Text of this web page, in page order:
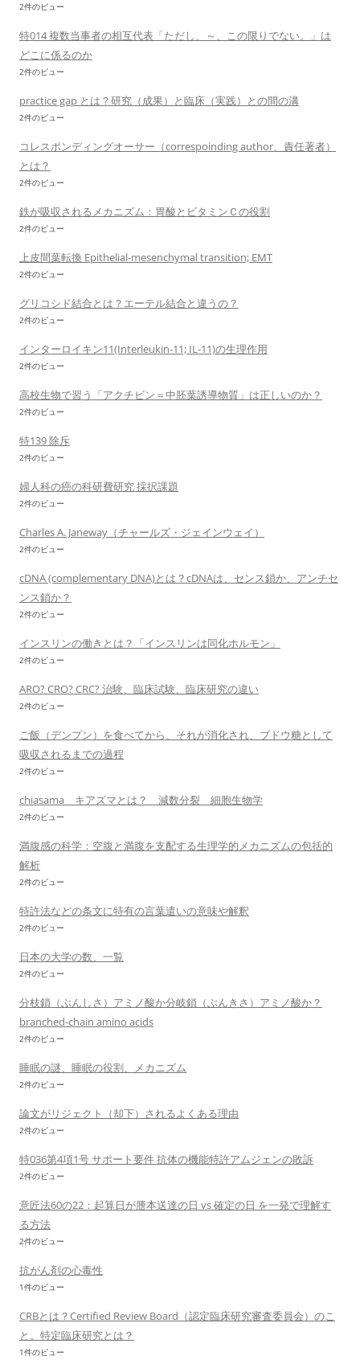
2件のビュー
特014 複数当事者の相互代表「ただし、～、この限りでない。」は
どこに係るのか
2件のビュー
practice gap とは？研究（成果）と臨床（実践）との間の溝
2件のビュー
コレスポンディングオーサー（correspoinding author、責任著者）
とは？
2件のビュー
鉄が吸収されるメカニズム：胃酸とビタミンＣの役割
2件のビュー
上皮間葉転換 Epithelial-mesenchymal transition; EMT
2件のビュー
グリコシド結合とは？エーテル結合と違うの？
2件のビュー
インターロイキン11(Interleukin-11; IL-11)の生理作用
2件のビュー
高校生物で習う「アクチビン＝中胚葉誘導物質」は正しいのか？
2件のビュー
特139 除斥
2件のビュー
婦人科の癌の科研費研究 採択課題
2件のビュー
Charles A. Janeway（チャールズ・ジェインウェイ）
2件のビュー
cDNA (complementary DNA)とは？cDNAは、センス鎖か、アンチセ
ンス鎖か？
2件のビュー
インスリンの働きとは？「インスリンは同化ホルモン」
2件のビュー
ARO? CRO? CRC? 治験、臨床試験、臨床研究の違い
2件のビュー
ご飯（デンプン）を食べてから、それが消化され、ブドウ糖として
吸収されるまでの過程
2件のビュー
chiasama キアズマとは？ 減数分裂 細胞生物学
2件のビュー
満腹感の科学：空腹と満腹を支配する生理学的メカニズムの包括的
解析
2件のビュー
特許法などの条文に特有の言葉遣いの意味や解釈
2件のビュー
日本の大学の数、一覧
2件のビュー
分枝鎖（ぶんしさ）アミノ酸か分岐鎖（ぶんきさ）アミノ酸か？
branched-chain amino acids
2件のビュー
睡眠の謎、睡眠の役割、メカニズム
2件のビュー
論文がリジェクト（却下）されるよくある理由
2件のビュー
特036第4項1号 サポート要件 抗体の機能特許アムジェンの敗訴
2件のビュー
意匠法60の22：起算日が謄本送達の日 vs 確定の日 を一発で理解す
る方法
2件のビュー
抗がん剤の心毒性
1件のビュー
CRBとは？Certified Review Board（認定臨床研究審査委員会）のこ
と。特定臨床研究とは？
1件のビュー